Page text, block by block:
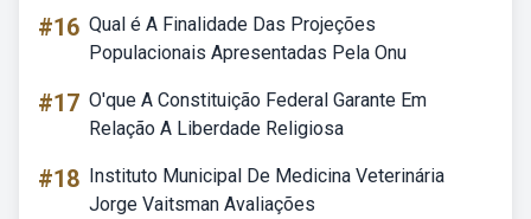
#16 Qual é A Finalidade Das Projeções
Populacionais Apresentadas Pela Onu
#17 O'que A Constituição Federal Garante Em
Relação A Liberdade Religiosa
#18 Instituto Municipal De Medicina Veterinária
Jorge Vaitsman Avaliações